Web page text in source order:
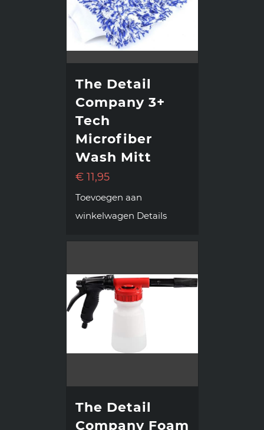
The Detail
Company 3+
Tech
Microfiber
Wash Mitt
€11,95
Toevoegen aan
winkelwagen Details
The Detail
Company Foam